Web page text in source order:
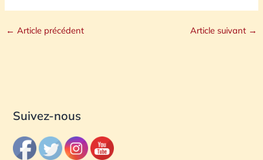
← Article précédent Article suivant →
Suivez-nous